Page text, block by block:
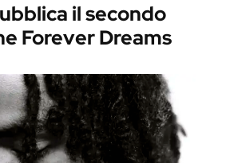
il secondo
Forever Dreams